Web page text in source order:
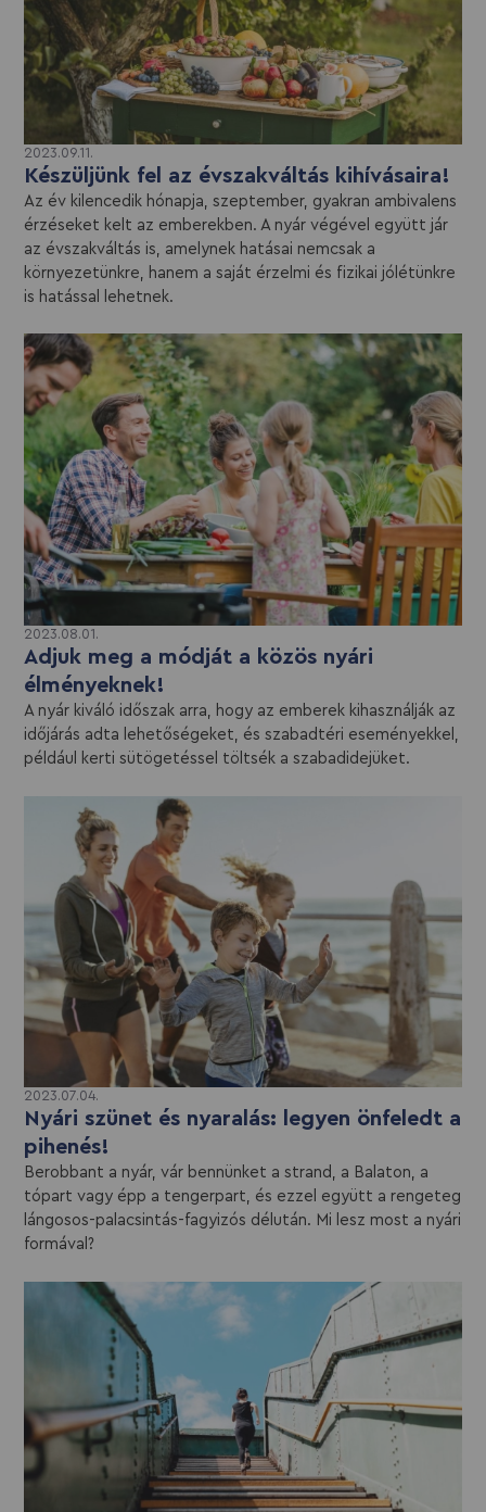
2023.09.11.
Készüljünk fel az évszakváltás kihívásaira!
Az év kilencedik hónapja, szeptember, gyakran ambivalens
érzéseket kelt az emberekben. A nyár végével együtt jár
az évszakváltás is, amelynek hatásai nemcsak a
környezetünkre, hanem a saját érzelmi és fizikai jólétünkre
is hatással lehetnek.
2023.08.01.
Adjuk meg a módját a közös nyári
élményeknek!
A nyár kiváló időszak arra, hogy az emberek kihasználják az
időjárás adta lehetőségeket, és szabadtéri eseményekkel,
például kerti sütögetéssel töltsék a szabadidejüket.
2023.07.04.
Nyári szünet és nyaralás: legyen önfeledt a
pihenés!
Berobbant a nyár, vár bennünket a strand, a Balaton, a
tópart vagy épp a tengerpart, és ezzel együtt a rengeteg
lángosos-palacsintás-fagyizós délután. Mi lesz most a nyári
formával?